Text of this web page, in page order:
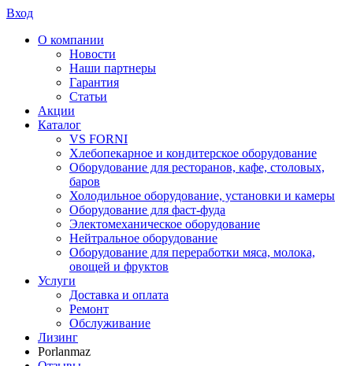
Вход
О компании
Новости
Наши партнеры
Гарантия
Статьи
Акции
Каталог
VS FORNI
Хлебопекарное и кондитерское оборудование
Оборудование для ресторанов, кафе, столовых,
баров
Холодильное оборудование, установки и камеры
Оборудование для фаст-фуда
Электомеханическое оборудование
Нейтральное оборудование
Оборудование для переработки мяса, молока,
овощей и фруктов
Услуги
Доставка и оплата
Ремонт
Обслуживание
Лизинг
Porlanmaz